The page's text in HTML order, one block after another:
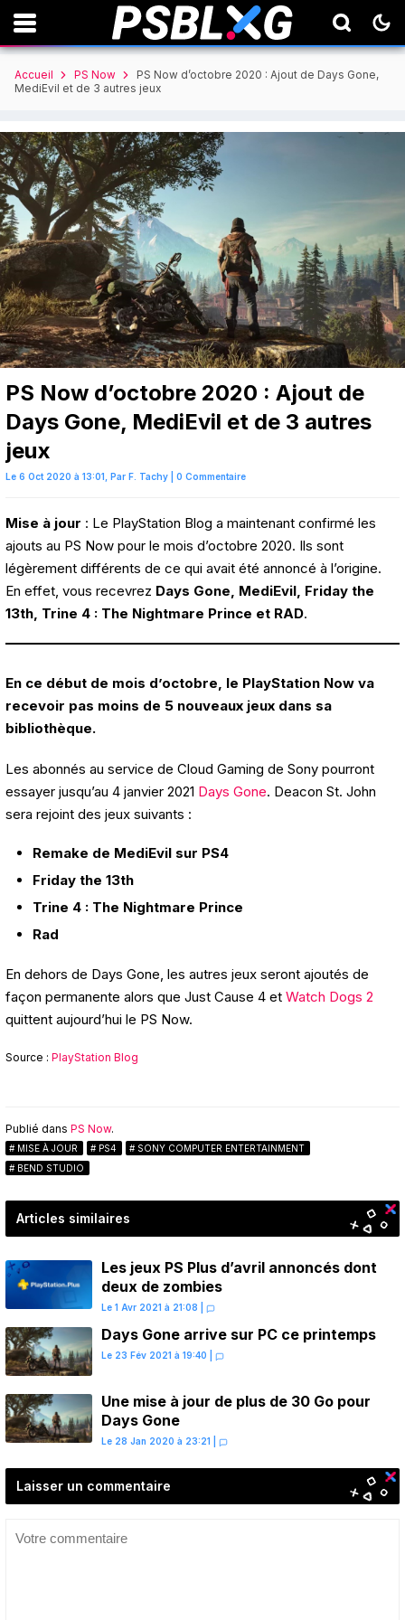
Accueil PS Now
PS Now d’octobre 2020 : Ajout de Days Gone,
MediEvil et de 3 autres jeux
PS Now d’octobre 2020 : Ajout de
Days Gone, MediEvil et de 3 autres
jeux
Le 6 Oct 2020 à 13:01, Par F. Tachy 0 Commentaire
Mise à jour : Le PlayStation Blog a maintenant confirmé les
ajouts au PS Now pour le mois d’octobre 2020. Ils sont
légèrement différents de ce qui avait été annoncé à l’origine.
En effet, vous recevrez Days Gone, MediEvil, Friday the
13th, Trine 4 : The Nightmare Prince et RAD.
En ce début de mois d’octobre, le PlayStation Now va
recevoir pas moins de 5 nouveaux jeux dans sa
bibliothèque.
Les abonnés au service de Cloud Gaming de Sony pourront
essayer jusqu’au 4 janvier 2021 Days Gone. Deacon St. John
sera rejoint des jeux suivants :
Remake de MediEvil sur PS4
Friday the 13th
Trine 4 : The Nightmare Prince
Rad
En dehors de Days Gone, les autres jeux seront ajoutés de
façon permanente alors que Just Cause 4 et Watch Dogs 2
quittent aujourd’hui le PS Now.
Source : PlayStation Blog
Publié dans PS Now.
MISE À JOUR PS4
SONY COMPUTER ENTERTAINMENT
BEND STUDIO
Articles similaires
Les jeux PS Plus d’avril annoncés dont
deux de zombies
Le 1 Avr 2021 à 21:08
Days Gone arrive sur PC ce printemps
Le 23 Fév 2021 à 19:40
Une mise à jour de plus de 30 Go pour
Days Gone
Le 28 Jan 2020 à 23:21
Laisser un commentaire